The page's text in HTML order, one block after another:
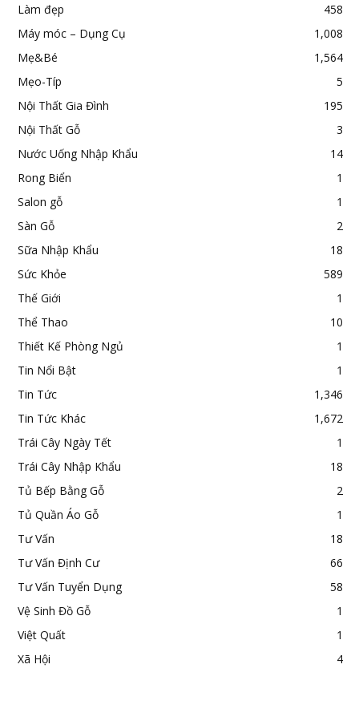
Làm đẹp
458
Máy móc – Dụng Cụ
1,008
Mẹ&Bé
1,564
Mẹo-Típ
5
Nội Thất Gia Đình
195
Nội Thất Gỗ
3
Nước Uống Nhập Khẩu
14
Rong Biển
1
Salon gỗ
1
Sàn Gỗ
2
Sữa Nhập Khẩu
18
Sức Khỏe
589
Thế Giới
1
Thể Thao
10
Thiết Kế Phòng Ngủ
1
Tin Nổi Bật
1
Tin Tức
1,346
Tin Tức Khác
1,672
Trái Cây Ngày Tết
1
Trái Cây Nhập Khẩu
18
Tủ Bếp Bằng Gỗ
2
Tủ Quần Áo Gỗ
1
Tư Vấn
18
Tư Vấn Định Cư
66
Tư Vấn Tuyển Dụng
58
Vệ Sinh Đồ Gỗ
1
Việt Quất
1
Xã Hội
4